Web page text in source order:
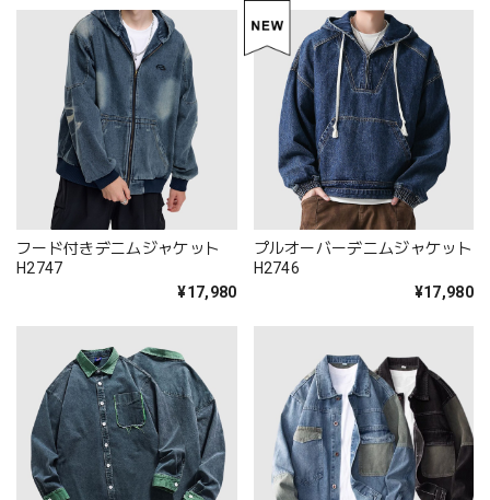
フード付きデニムジャケット
H2747
¥17,980
プルオーバーデニムジャケット
H2746
¥17,980